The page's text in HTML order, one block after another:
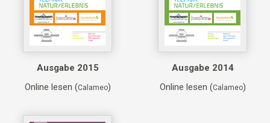
Ausgabe 2015
Online lesen (Calameo)
Ausgabe 2014
Online lesen (Calameo)